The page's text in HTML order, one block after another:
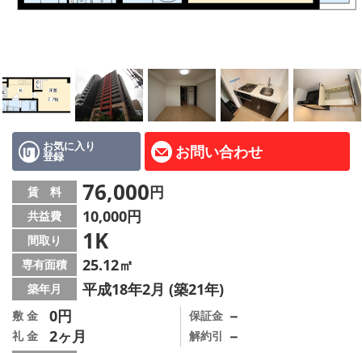
店舗情報·アクセス
会社概要
メールでお問い合わせ
お気に入り
登録 お問い合わせ
賃 料 76,000円
共益費 10,000円
間取り 1K
専有面積 25.12㎡
築年月 平成18年2月 (築21年)
敷 金 0円
礼 金 2ヶ月
保証金 －
解約引 －